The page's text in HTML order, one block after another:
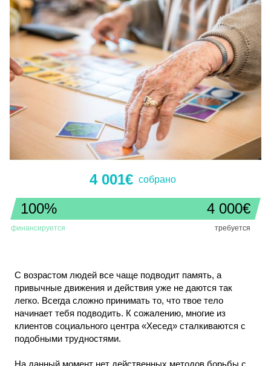
4 001€ cобрано
100% 4 000€
финансируется требуется
С возрастом людей все чаще подводит память, а
привычные движения и действия уже не даются так
легко. Всегда сложно принимать то, что твое тело
начинает тебя подводить. К сожалению, многие из
клиентов социального центра «Хесед» сталкиваются с
подобными трудностями.
На данный момент нет действенных методов борьбы с